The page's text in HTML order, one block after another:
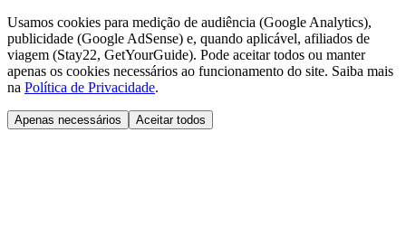
Usamos cookies para medição de audiência (Google Analytics),
publicidade (Google AdSense) e, quando aplicável, afiliados de
viagem (Stay22, GetYourGuide). Pode aceitar todos ou manter
apenas os cookies necessários ao funcionamento do site. Saiba mais
na Política de Privacidade.
Apenas necessários Aceitar todos